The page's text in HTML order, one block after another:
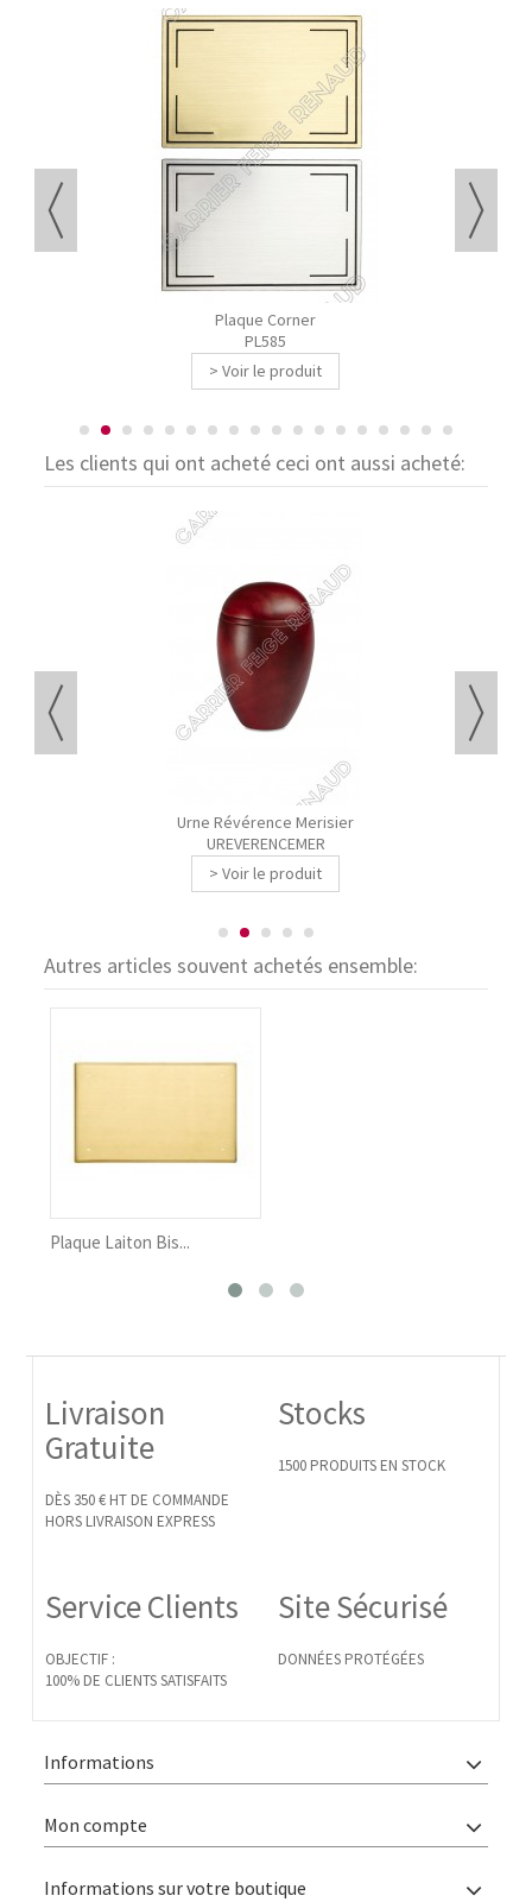
Plaque Corner
PL585
> Voir le produit
Les clients qui ont acheté ceci ont aussi acheté:
Urne Révérence Merisier
UREVERENCEMER
> Voir le produit
Autres articles souvent achetés ensemble:
Plaque Laiton Bis...
Livraison
Gratuite
DÈS 350 € HT DE COMMANDE
HORS LIVRAISON EXPRESS
Stocks
1500 PRODUITS EN STOCK
Service Clients
OBJECTIF :
100% DE CLIENTS SATISFAITS
Site Sécurisé
DONNÉES PROTÉGÉES
Informations
Mon compte
Informations sur votre boutique